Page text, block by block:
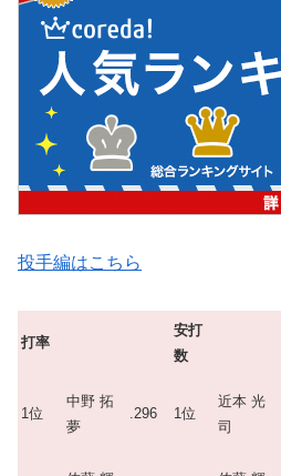
投手編はこちら
打率
安打
数
1位
中野 拓
夢
.296 1位
近本 光
司